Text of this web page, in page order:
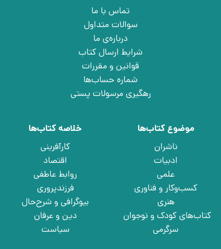
تماس با ما
سوالات متداول
درباره‌ی ما
شرایط ارسال کتاب
قوانین و مقررات
شماره حساب‌ها
رهگیری مرسولات پستی
موضوع کتاب‌ها
ناشران
ادبیات
علمی
کسب‌وکار و فناوری
هنری
کتاب‌های کودک و نوجوان
سرگرمی
خلاصه کتاب‌ها
کارآفرینی
اقتصاد
روابط عاطفی
فرزندپروری
بیوگرافی و شرح‌حال
دین و عرفان
سیاست